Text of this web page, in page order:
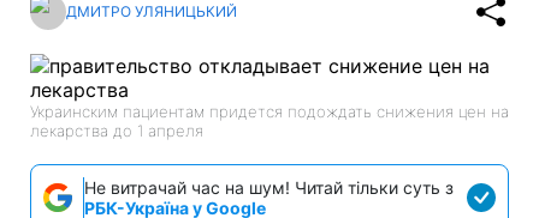
ДМИТРО УЛЯНИЦЬКИЙ
Украинским пациентам придется подождать снижения цен на
лекарства до 1 апреля
Не витрачай час на шум! Читай тільки суть з
РБК-Україна у Google